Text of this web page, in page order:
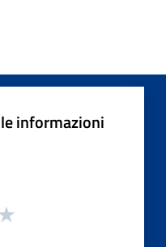
informazioni